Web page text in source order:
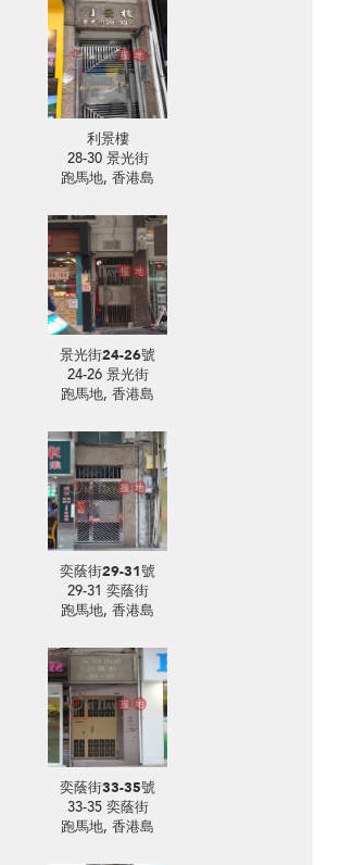
利景樓
28-30 景光街
跑馬地, 香港島
景光街24-26號
24-26 景光街
跑馬地, 香港島
奕蔭街29-31號
29-31 奕蔭街
跑馬地, 香港島
奕蔭街33-35號
33-35 奕蔭街
跑馬地, 香港島